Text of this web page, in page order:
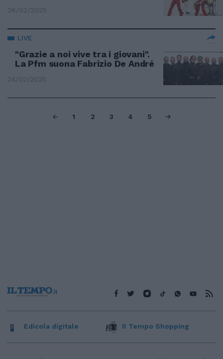
26/02/2025
LIVE
"Grazie a noi vive tra i giovani".
La Pfm suona Fabrizio De André
24/02/2025
1 2 3 4 5
Edicola digitale Il Tempo Shopping